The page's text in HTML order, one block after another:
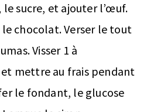
sucre, et ajouter l’œuf.
chocolat. Verser le tout
Visser 1 à
et mettre au frais pendant
le fondant, le glucose